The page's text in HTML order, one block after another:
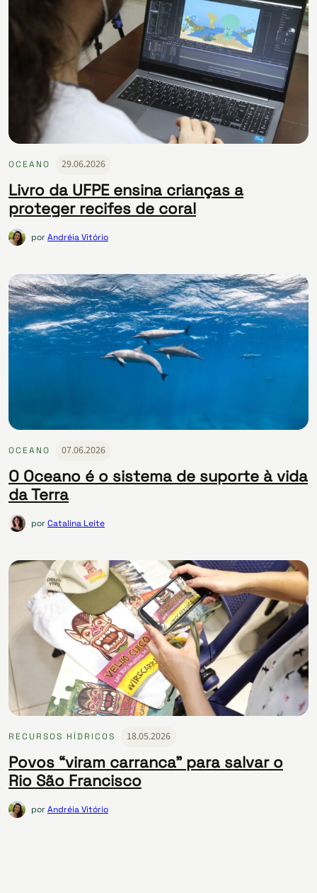
OCEANO 29.06.2026
Livro da UFPE ensina crianças a
proteger recifes de coral
porAndréia Vitório
OCEANO 07.06.2026
O Oceano é o sistema de suporte à vida
da Terra
porCatalina Leite
RECURSOS HÍDRICOS 18.05.2026
Povos “viram carranca” para salvar o
Rio São Francisco
porAndréia Vitório